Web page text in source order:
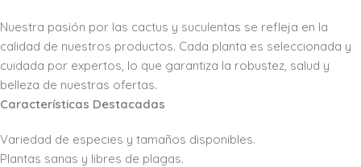
Nuestra pasión por las cactus y suculentas se refleja en la
calidad de nuestros productos. Cada planta es seleccionada y
cuidada por expertos, lo que garantiza la robustez, salud y
belleza de nuestras ofertas.
Características Destacadas
Variedad de especies y tamaños disponibles.
Plantas sanas y libres de plagas.